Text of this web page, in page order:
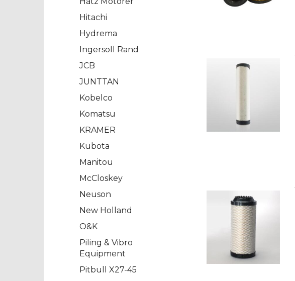
Hitachi
Hydrema
Ingersoll Rand
JCB
JUNTTAN
Kobelco
Komatsu
KRAMER
Kubota
Manitou
McCloskey
Neuson
New Holland
O&K
Piling & Vibro
Equipment
Pitbull X27-45